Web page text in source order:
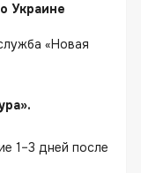
Украине
«Новая
1–3 дней после